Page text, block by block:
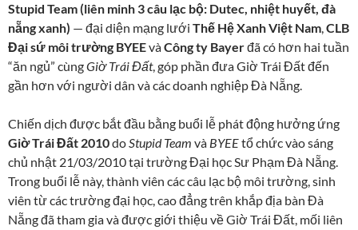
Stupid Team (liên minh 3 câu lạc bộ: Dutec, nhiệt huyết, đà
nẵng xanh) — đại diện mạng lưới Thế Hệ Xanh Việt Nam,CLB
Đại sứ môi trường BYEEvàCông ty Bayerđã có hơn hai tuần
“ăn ngủ” cùngGiờ Trái Đất, góp phần đưa Giờ Trái Đất đến
gần hơn với người dân và các doanh nghiệp Đà Nẵng.
Chiến dịch được bắt đầu bằng buổi lễ phát động hưởng ứng
Giờ Trái Đất 2010doStupid Team và BYEEtổ chức vào sáng
chủ nhật 21/03/2010 tại trường Đại học Sư Phạm Đà Nẵng.
Trong buổi lễ này, thành viên các câu lạc bộ môi trường, sinh
viên từ các trường đại học, cao đẳng trên khắp địa bàn Đà
Nẵng đã tham gia và được giới thiệu về Giờ Trái Đất, mối liên